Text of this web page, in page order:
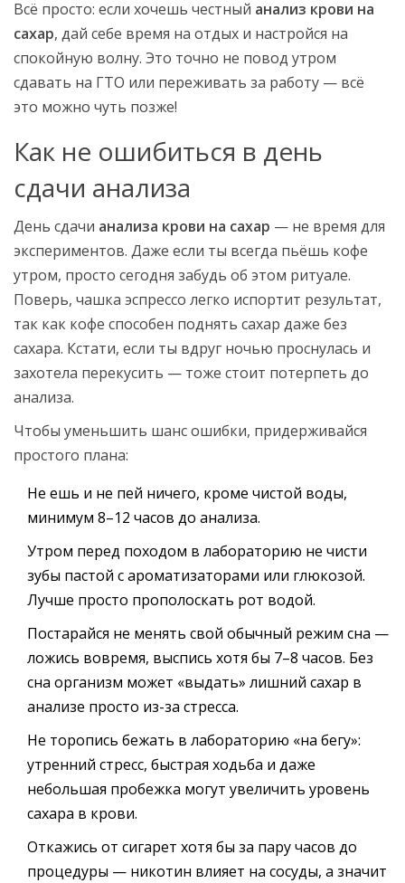
Всё просто: если хочешь честный анализ крови на
сахар, дай себе время на отдых и настройся на
спокойную волну. Это точно не повод утром
сдавать на ГТО или переживать за работу — всё
это можно чуть позже!
Как не ошибиться в день
сдачи анализа
День сдачи анализа крови на сахар — не время для
экспериментов. Даже если ты всегда пьёшь кофе
утром, просто сегодня забудь об этом ритуале.
Поверь, чашка эспрессо легко испортит результат,
так как кофе способен поднять сахар даже без
сахара. Кстати, если ты вдруг ночью проснулась и
захотела перекусить — тоже стоит потерпеть до
анализа.
Чтобы уменьшить шанс ошибки, придерживайся
простого плана:
Не ешь и не пей ничего, кроме чистой воды,
минимум 8–12 часов до анализа.
Утром перед походом в лабораторию не чисти
зубы пастой с ароматизаторами или глюкозой.
Лучше просто прополоскать рот водой.
Постарайся не менять свой обычный режим сна —
ложись вовремя, выспись хотя бы 7–8 часов. Без
сна организм может «выдать» лишний сахар в
анализе просто из-за стресса.
Не торопись бежать в лабораторию «на бегу»:
утренний стресс, быстрая ходьба и даже
небольшая пробежка могут увеличить уровень
сахара в крови.
Откажись от сигарет хотя бы за пару часов до
процедуры — никотин влияет на сосуды, а значит